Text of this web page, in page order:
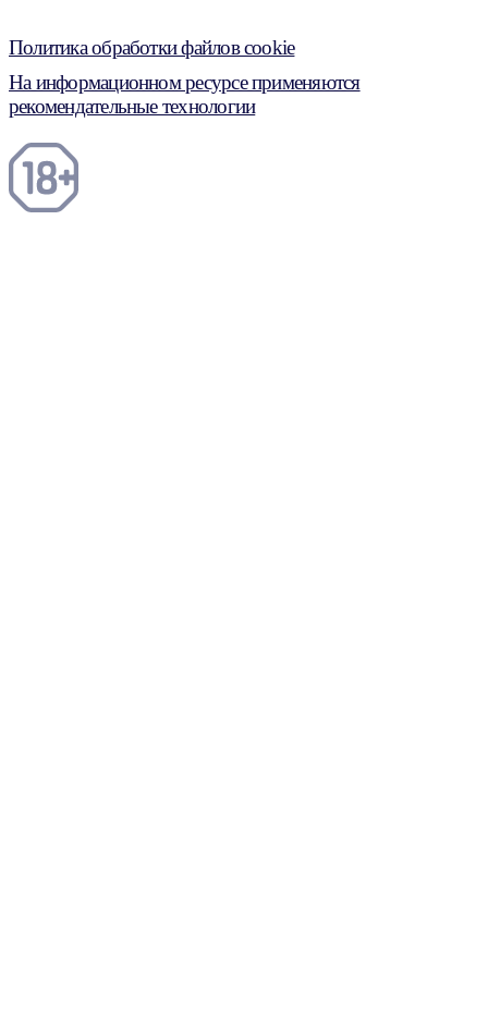
Политика обработки файлов cookie
На информационном ресурсе применяются
рекомендательные технологии